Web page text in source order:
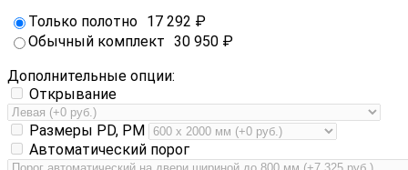
Только полотно 17 292 ₽
Обычный комплект 30 950 ₽
Дополнительные опции:
Открывание
Размеры PD, PM
Автоматический порог